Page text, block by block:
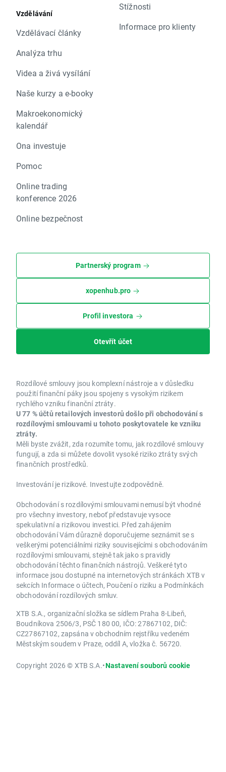
Vzdělávání
Vzdělávací články
Analýza trhu
Videa a živá vysílání
Naše kurzy a e-booky
Makroekonomický
kalendář
Ona investuje
Pomoc
Online trading
konference 2026
Online bezpečnost
Stížnosti
Informace pro klienty
Partnerský program
xopenhub.pro
Profil investora
Otevřít účet
Rozdílové smlouvy jsou komplexní nástroje a v důsledku
použití finanční páky jsou spojeny s vysokým rizikem
rychlého vzniku finanční ztráty.
U 77 % účtů retailových investorů došlo při obchodování s
rozdílovými smlouvami u tohoto poskytovatele ke vzniku
ztráty.
Měli byste zvážit, zda rozumíte tomu, jak rozdílové smlouvy
fungují, a zda si můžete dovolit vysoké riziko ztráty svých
finančních prostředků.
Investování je rizikové. Investujte zodpovědně.
Obchodování s rozdílovými smlouvami nemusí být vhodné
pro všechny investory, neboť představuje vysoce
spekulativní a rizikovou investici. Před zahájením
obchodování Vám důrazně doporučujeme seznámit se s
veškerými potenciálními riziky souvisejícími s obchodováním
rozdílovými smlouvami, stejně tak jako s pravidly
obchodování těchto finančních nástrojů. Veškeré tyto
informace jsou dostupné na internetových stránkách XTB v
sekcích Informace o účtech, Poučení o riziku a Podmínkách
obchodování rozdílových smluv.
XTB S.A., organizační složka se sídlem Praha 8-Libeň,
Boudníkova 2506/3, PSČ 180 00, IČO: 27867102, DIČ:
CZ27867102, zapsána v obchodním rejstříku vedeném
Městským soudem v Praze, oddíl A, vložka č. 56720.
Copyright 2026 © XTB S.A.•Nastavení souborů cookie